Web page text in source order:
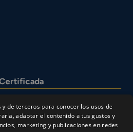
de terceros para conocer los usos de
adaptar el contenido a tus gustos y
marketing y publicaciones en redes